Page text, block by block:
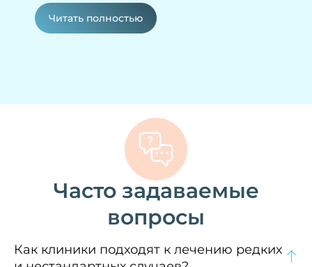
Читать полностью
Часто задаваемые
вопросы
Как клиники подходят к лечению редких